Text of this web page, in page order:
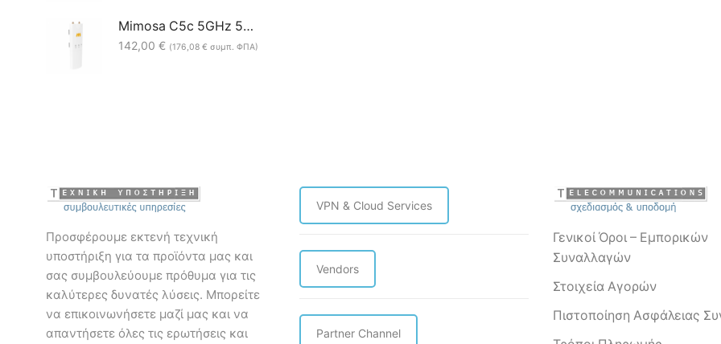
Mimosa C5c 5GHz 500Mbps 2x2:2 MIMO Backhaul/Access Point
142,00 € (176,08 € συμπ. ΦΠΑ)
Προσφέρουμε εκτενή τεχνική
υποστήριξη για τα προϊόντα μας και
σας συμβουλεύουμε πρόθυμα για τις
καλύτερες δυνατές λύσεις. Mπορείτε
να επικοινωνήσετε μαζί μας και να
απαντήσετε όλες τις ερωτήσεις και
VPN & Cloud Services
Vendors
Partner Channel
Γενικοί Όροι – Εμπορικών
Συναλλαγών
Στοιχεία Αγορών
Πιστοποίηση Ασφάλειας